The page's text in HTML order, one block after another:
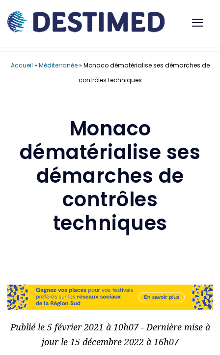
Accueil » Méditerranée» Monaco dématérialise ses démarches de
contrôles techniques
Monaco
dématérialise ses
démarches de
contrôles
techniques
Publié le 5 février 2021 à 10h07 - Dernière mise à
jour le 15 décembre 2022 à 16h07